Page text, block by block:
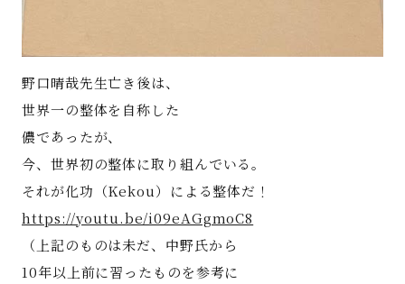
野口晴哉先生亡き後は、
世界一の整体を自称した
儂であったが、
今、世界初の整体に取り組んでいる。
それが化功（Kekou）による整体だ！
https://youtu.be/i09eAGgmoC8
（上記のものは未だ、中野氏から
10年以上前に習ったものを参考に